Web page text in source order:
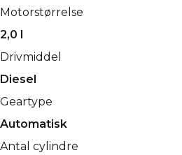
Motorstørrelse
2,0 l
Drivmiddel
Diesel
Geartype
Automatisk
Antal cylindre